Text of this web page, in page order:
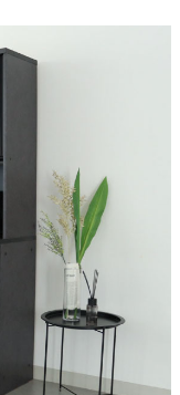
文ください。